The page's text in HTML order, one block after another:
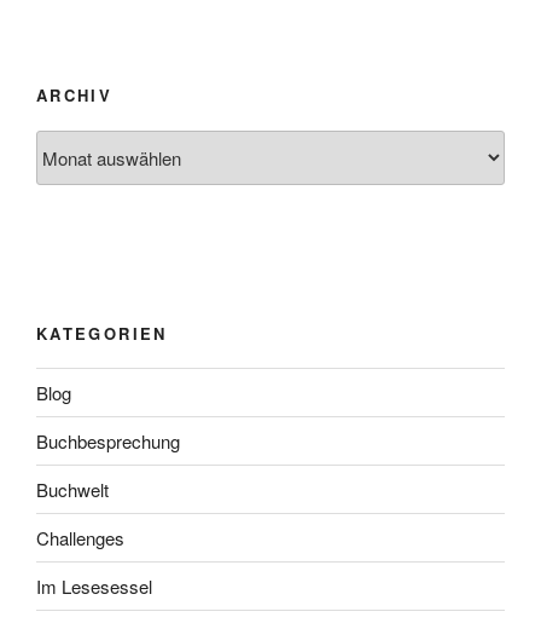
ARCHIV
KATEGORIEN
Blog
Buchbesprechung
Buchwelt
Challenges
Im Lesesessel